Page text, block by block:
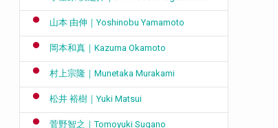
山本 由伸｜Yoshinobu Yamamoto
岡本和真｜Kazuma Okamoto
村上宗隆｜Munetaka Murakami
松井 裕樹｜Yuki Matsui
菅野智之｜Tomoyuki Sugano